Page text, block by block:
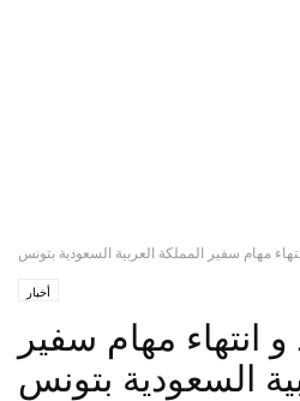
مهام سفير المملكة العربية السعودية بتونس
أخبار
مهام سفير
السعودية بتونس